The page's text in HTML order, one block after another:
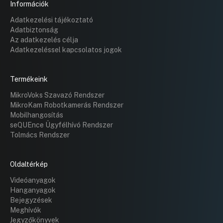
Információk
Adatkezelési tájékoztató
Adatbiztonság
Az adatkezelés célja
Adatkezeléssel kapcsolatos jogok
Termékeink
MikroVoks Szavazó Rendszer
MikroKam Robotkamerás Rendszer
Mobilhangosítás
seQUEnce Ügyfélhívó Rendszer
Tolmács Rendszer
Oldaltérkép
Videóanyagok
Hanganyagok
Bejegyzések
Meghívók
Jegyzőkönyvek